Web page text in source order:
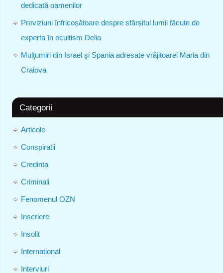
dedicată oamenilor
Previziuni înfricoșătoare despre sfârșitul lumii făcute de
experta în ocultism Delia
Mulţumiri din Israel şi Spania adresate vrăjitoarei Maria din
Craiova
Categorii
Articole
Conspiratii
Credinta
Criminali
Fenomenul OZN
Inscriere
Insolit
International
Interviuri